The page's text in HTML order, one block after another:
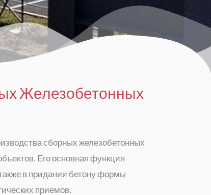
Железобетонных
сборных железобетонных
Его основная функция
в придании бетону формы
приемов.